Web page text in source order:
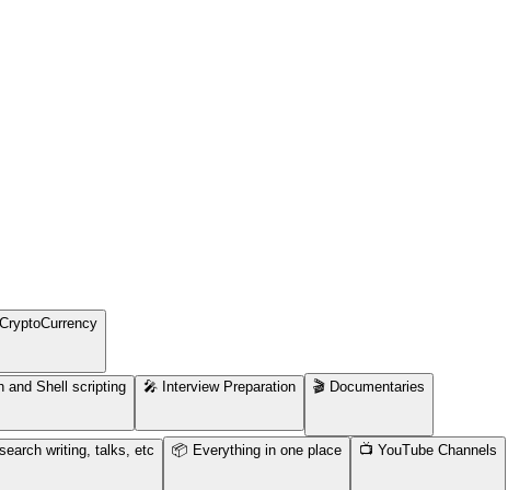
and Shell scripting 🎤 Interview Preparation 🎬 Documentaries
writing, talks, etc 📦 Everything in one place 📺 YouTube Channels